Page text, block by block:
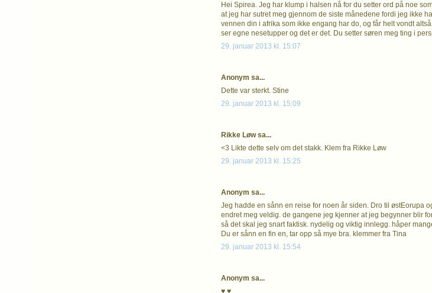
Hei Spirea. Jeg har klump i halsen nå for du setter ord på noe
at jeg har sutret meg gjennom de siste månedene fordi jeg ikke
vennen din i afrika som ikke engang har do, og får helt vondt
ser egne nesetupper og det er det. Du setter søren meg ting i
29. januar 2013 kl. 15:07
Anonym sa...
Dette var sterkt. Stine
29. januar 2013 kl. 15:09
Rikke Løw sa...
<3 Likte dette selv om det stakk. Klem fra Rikke Løw
29. januar 2013 kl. 15:25
Anonym sa...
Jeg hadde en sånn en reise for noen år siden. Dro til østEorupa
endret meg veldig. de gangene jeg kjenner at jeg begynner blir
så det skal jeg snart faktisk. nydelig og viktig innlegg. håper
Du er sånn en fin en, tar opp så mye bra. klemmer fra Tina
29. januar 2013 kl. 15:54
Anonym sa...
♥ ♥